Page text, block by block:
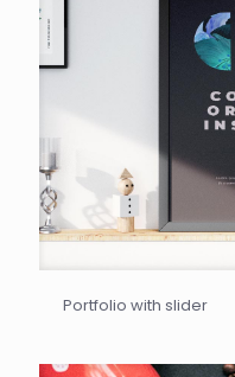
Portfolio with slider